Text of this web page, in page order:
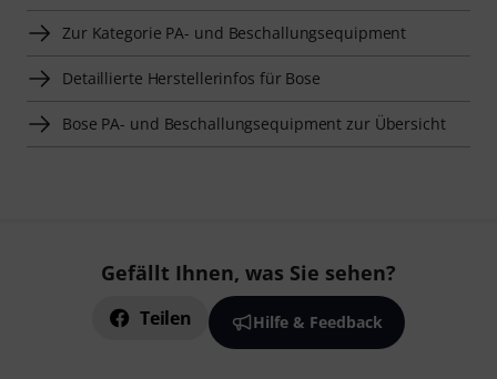
Zur Kategorie PA- und Beschallungsequipment
Detaillierte Herstellerinfos für Bose
Bose PA- und Beschallungsequipment zur Übersicht
Gefällt Ihnen, was Sie sehen?
Teilen Hilfe & Feedback